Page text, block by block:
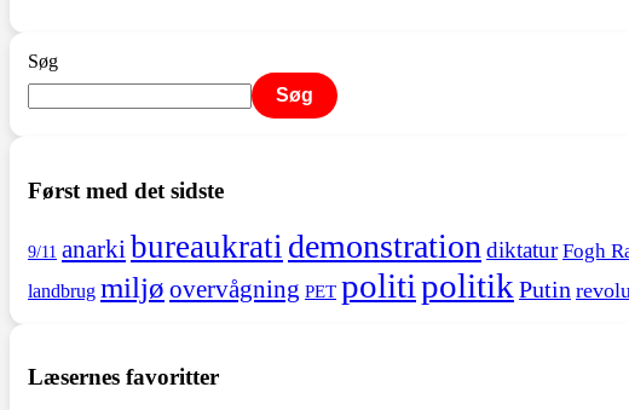
Søg
Søg
Først med det sidste
9/11 anarki bureaukrati demonstration diktatur Fogh
landbrug miljø overvågning PET politipolitik Putin
Læsernes favoritter